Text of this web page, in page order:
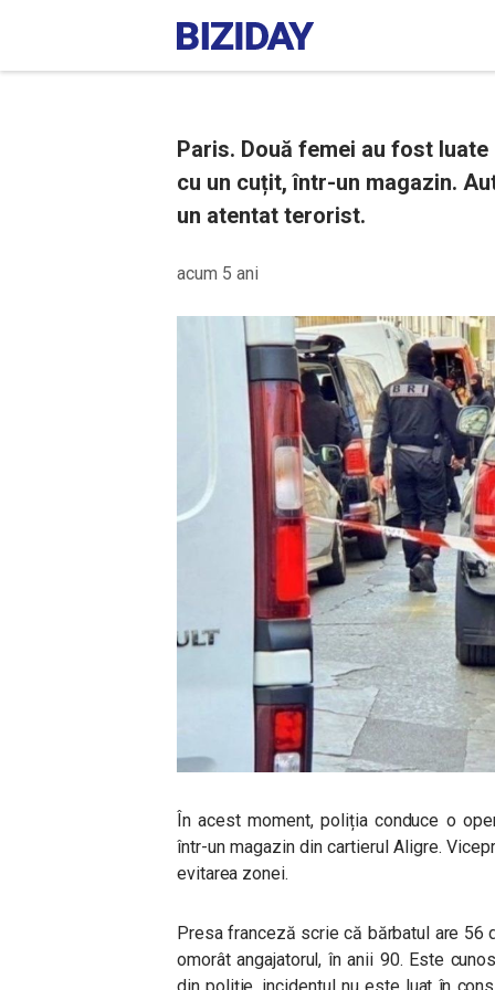
Paris. Două femei au fost
cu un cuțit, într-un magazin.
un atentat terorist.
acum 5 ani
În acest moment, poliția conduce o
într-un magazin din cartierul Aligre.
evitarea zonei.
Presa franceză scrie că bărbatul are
omorât angajatorul, în anii 90. Este